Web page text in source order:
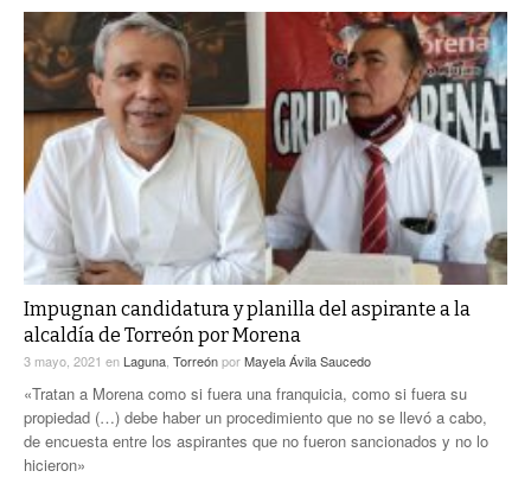
Impugnan candidatura y planilla del aspirante a la
alcaldía de Torreón por Morena
3 mayo, 2021 en Laguna TorreónporMayela Ávila Saucedo
«Tratan a Morena como si fuera una franquicia, como si fuera su
propiedad (…) debe haber un procedimiento que no se llevó a cabo,
de encuesta entre los aspirantes que no fueron sancionados y no lo
hicieron»